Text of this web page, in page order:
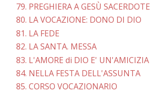
79. PREGHIERA A GESÙ SACERDOTE
80. LA VOCAZIONE: DONO DI DIO
81. LA FEDE
82. LA SANTA. MESSA
83. L'AMORE di DIO E' UN'AMICIZIA
84. NELLA FESTA DELL'ASSUNTA
85. CORSO VOCAZIONARIO